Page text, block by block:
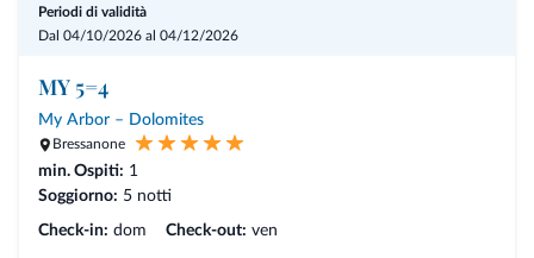
Periodi di validità
Dal 04/10/2026 al 04/12/2026
MY 5=4
My Arbor – Dolomites
Bressanone
min. Ospiti: 1
Soggiorno: 5 notti
Check-in: dom Check-out: ven